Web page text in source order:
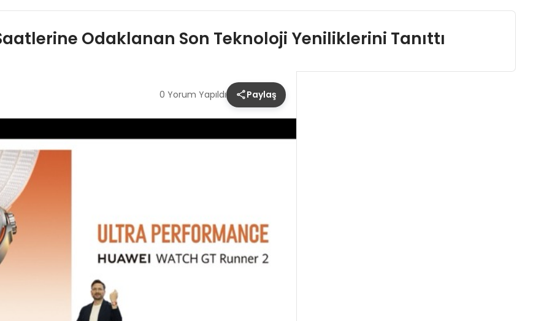
Odaklanan Son Teknoloji Yeniliklerini Tanıttı
0 Yorum Yapıldı Paylaş